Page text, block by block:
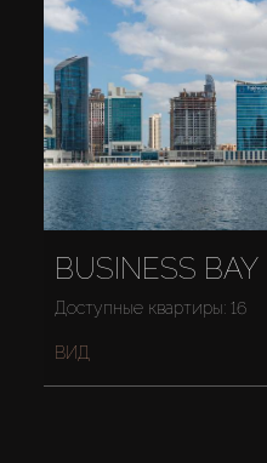
BUSINESS BAY
Доступные квартиры: 16
ВИД